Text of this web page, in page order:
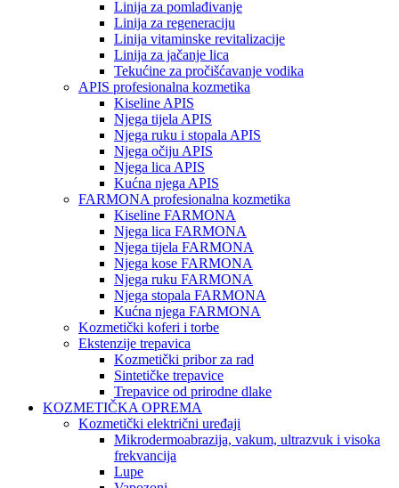
Linija za pomlađivanje
Linija za regeneraciju
Linija vitaminske revitalizacije
Linija za jačanje lica
Tekućine za pročišćavanje vodika
APIS profesionalna kozmetika
Kiseline APIS
Njega tijela APIS
Njega ruku i stopala APIS
Njega očiju APIS
Njega lica APIS
Kućna njega APIS
FARMONA profesionalna kozmetika
Kiseline FARMONA
Njega lica FARMONA
Njega tijela FARMONA
Njega kose FARMONA
Njega ruku FARMONA
Njega stopala FARMONA
Kućna njega FARMONA
Kozmetički koferi i torbe
Ekstenzije trepavica
Kozmetički pribor za rad
Sintetičke trepavice
Trepavice od prirodne dlake
KOZMETIČKA OPREMA
Kozmetički električni uređaji
Mikrodermoabrazija, vakum, ultrazvuk i visoka
frekvancija
Lupe